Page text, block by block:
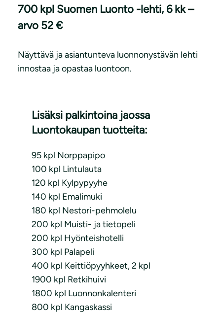
700 kpl Suomen Luonto -lehti, 6 kk –
arvo 52 €
Näyttävä ja asiantunteva luonnonystävän lehti
innostaa ja opastaa luontoon.
Lisäksi palkintoina jaossa
Luontokaupan tuotteita:
95 kpl Norppapipo
100 kpl Lintulauta
120 kpl Kylpypyyhe
140 kpl Emalimuki
180 kpl Nestori-pehmolelu
200 kpl Muisti- ja tietopeli
200 kpl Hyönteishotelli
300 kpl Palapeli
400 kpl Keittiöpyyhkeet, 2 kpl
1900 kpl Retkihuivi
1800 kpl Luonnonkalenteri
800 kpl Kangaskassi